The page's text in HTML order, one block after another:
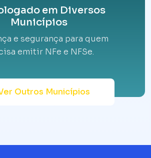
em Diversos
Municípios
e segurança para quem
emitir NFe e NFSe.
Outros Municípios